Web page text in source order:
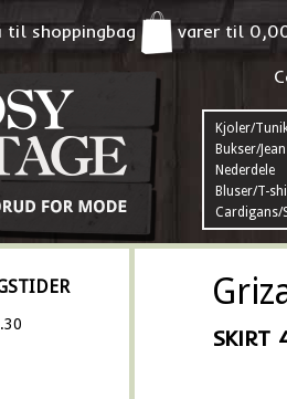
til shoppingbag varer til
Kjoler/
Bukser/
Nederdele
Bluser/T-
Cardigans/
SKIRT